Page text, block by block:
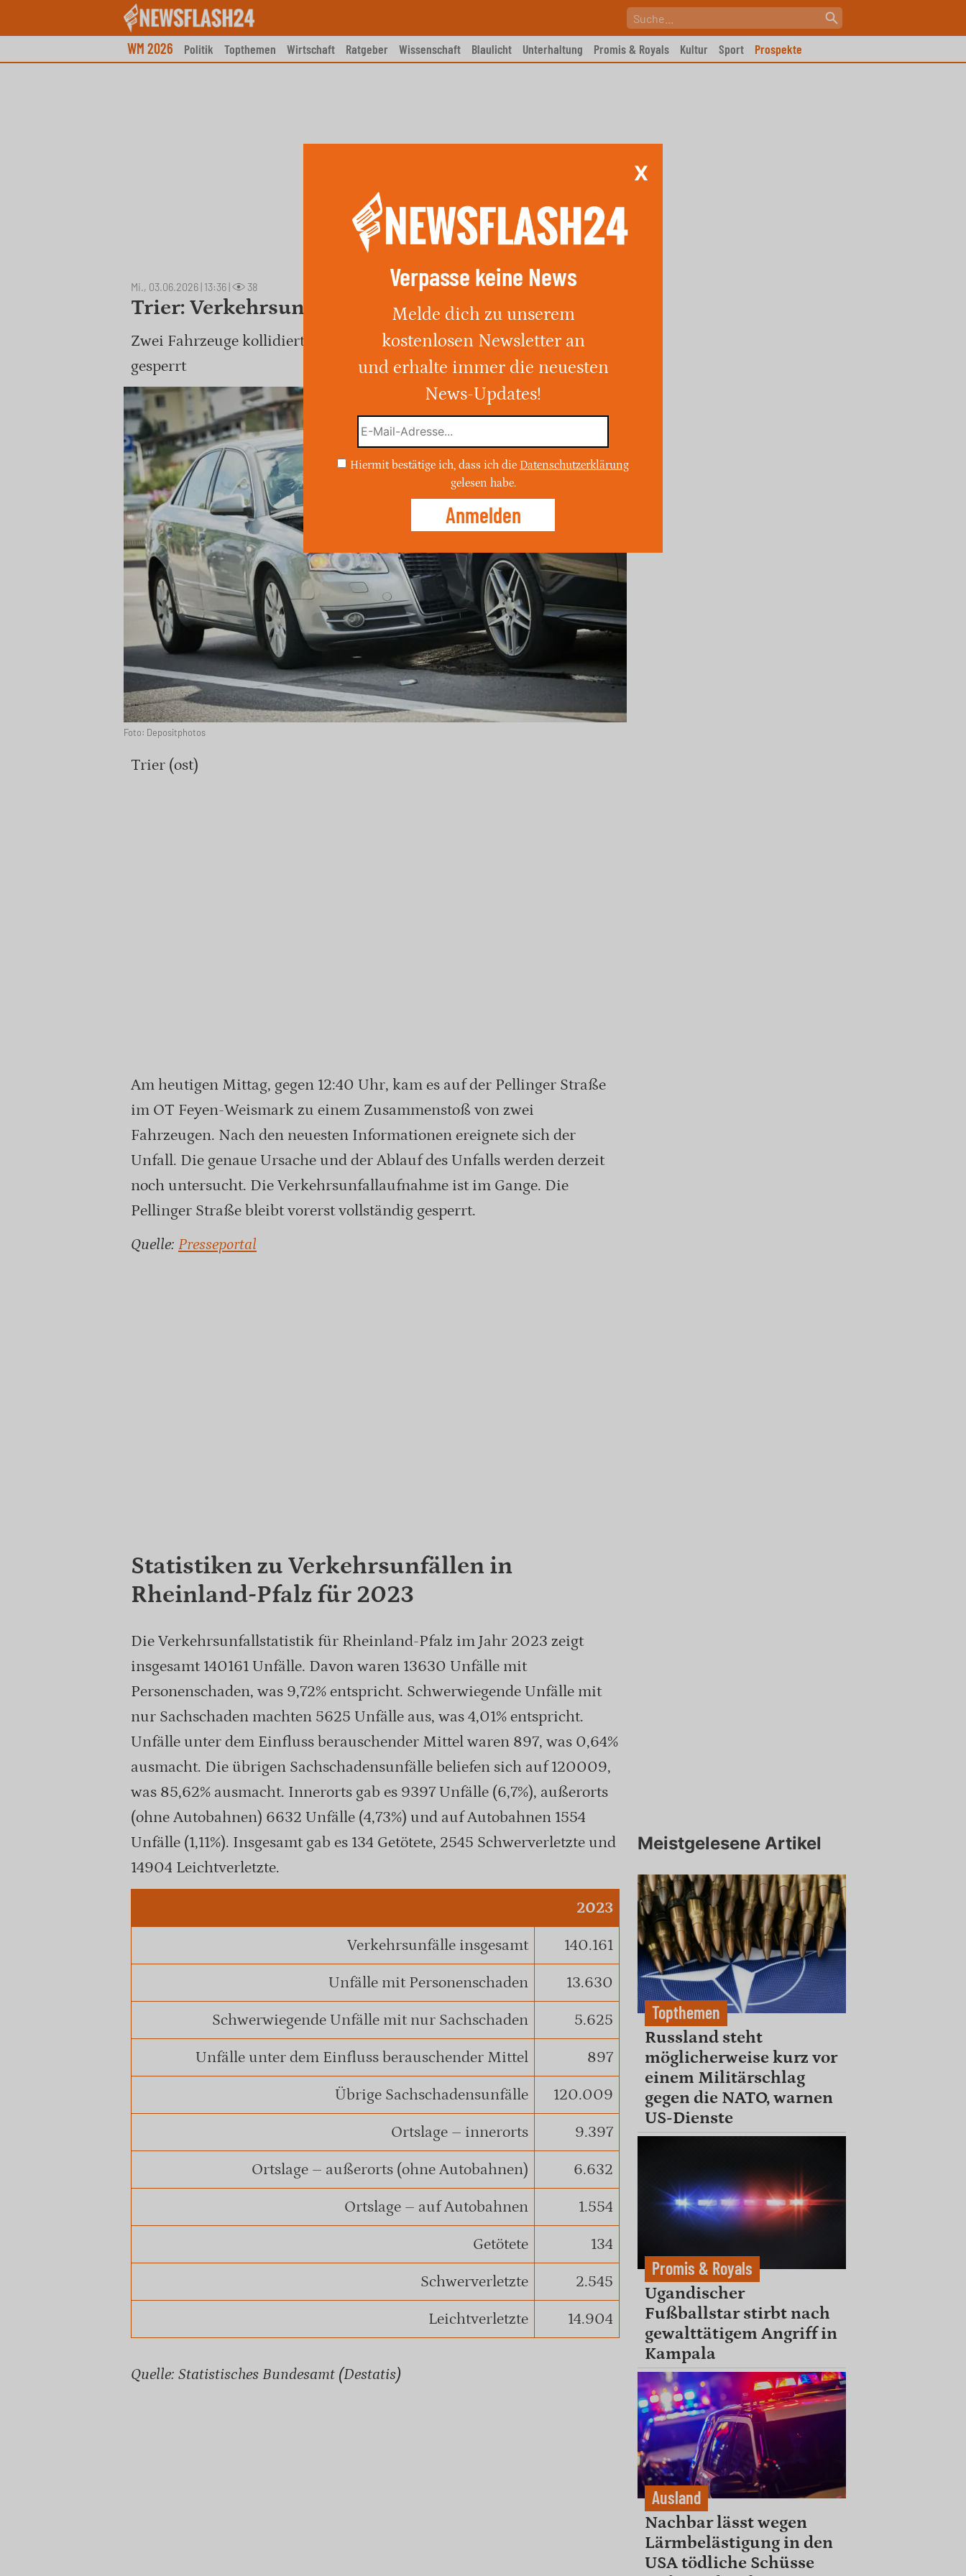
WM 2026 Politik Topthemen Wirtschaft Ratgeber Wissenschaft Blaulicht Unterhaltung Promis & Royals Kultur Sport Prospekte
Mi., 03.06.2026 | 13:36 38
Trier: Verkehrsunfall auf Pellinger-Straße
Zwei Fahrzeuge kollidierten, Ermittlungen dauern an, Straße voll
gesperrt
Foto: Depositphotos
Trier (ost)
Am heutigen Mittag, gegen 12:40 Uhr, kam es auf der Pellinger Straße
im OT Feyen-Weismark zu einem Zusammenstoß von zwei
Fahrzeugen. Nach den neuesten Informationen ereignete sich der
Unfall. Die genaue Ursache und der Ablauf des Unfalls werden derzeit
noch untersucht. Die Verkehrsunfallaufnahme ist im Gange. Die
Pellinger Straße bleibt vorerst vollständig gesperrt.
Quelle: Presseportal
Statistiken zu Verkehrsunfällen in
Rheinland-Pfalz für 2023
Die Verkehrsunfallstatistik für Rheinland-Pfalz im Jahr 2023 zeigt
insgesamt 140161 Unfälle. Davon waren 13630 Unfälle mit
Personenschaden, was 9,72% entspricht. Schwerwiegende Unfälle mit
nur Sachschaden machten 5625 Unfälle aus, was 4,01% entspricht.
Unfälle unter dem Einfluss berauschender Mittel waren 897, was 0,64%
ausmacht. Die übrigen Sachschadensunfälle beliefen sich auf 120009,
was 85,62% ausmacht. Innerorts gab es 9397 Unfälle (6,7%), außerorts
(ohne Autobahnen) 6632 Unfälle (4,73%) und auf Autobahnen 1554
Unfälle (1,11%). Insgesamt gab es 134 Getötete, 2545 Schwerverletzte und
14904 Leichtverletzte.
2023
Verkehrsunfälle insgesamt 140.161
Unfälle mit Personenschaden 13.630
Schwerwiegende Unfälle mit nur Sachschaden 5.625
Unfälle unter dem Einfluss berauschender Mittel 897
Übrige Sachschadensunfälle 120.009
Ortslage – innerorts 9.397
Ortslage – außerorts (ohne Autobahnen) 6.632
Ortslage – auf Autobahnen 1.554
Getötete 134
Schwerverletzte 2.545
Leichtverletzte 14.904
Quelle: Statistisches Bundesamt (Destatis)
Meistgelesene Artikel
Topthemen
Russland steht
möglicherweise kurz vor
einem Militärschlag
gegen die NATO, warnen
US-Dienste
Promis & Royals
Ugandischer
Fußballstar stirbt nach
gewalttätigem Angriff in
Kampala
Ausland
Nachbar lässt wegen
Lärmbelästigung in den
USA tödliche Schüsse
X
Verpasse keine News
Melde dich zu unserem
kostenlosen Newsletter an
und erhalte immer die neuesten
News-Updates!
Hiermit bestätige ich, dass ich die Datenschutzerklärung
gelesen habe.